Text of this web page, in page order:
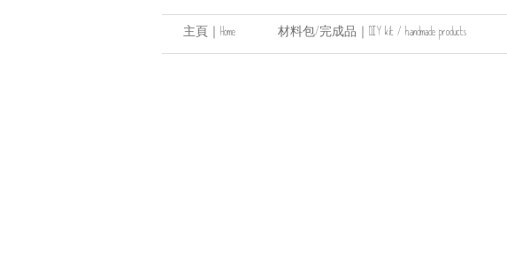
主頁｜Home 材料包/完成品｜DIY kit / handmade products